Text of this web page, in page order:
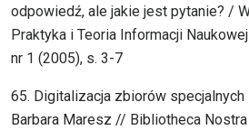
odpowiedź, ale jakie jest pytanie? /
Praktyka i Teoria Informacji
nr 1 (2005), s. 3-7
65. Digitalizacja zbiorów
Barbara Maresz // Bibliotheca